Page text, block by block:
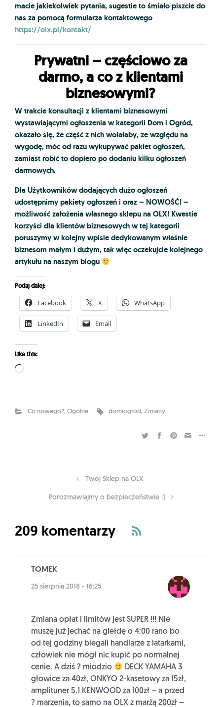
macie jakiekolwiek pytania, sugestie to śmiało piszcie do
nas za pomocą formularza kontaktowego
https://olx.pl/kontakt/
Prywatni – częściowo za
darmo, a co z klientami
biznesowymi?
W trakcie konsultacji z klientami biznesowymi
wystawiającymi ogłoszenia w kategorii Dom i Ogród,
okazało się, że część z nich wolałaby, ze względu na
wygodę, móc od razu wykupywać pakiet ogłoszeń,
zamiast robić to dopiero po dodaniu kilku ogłoszeń
darmowych.
Dla Użytkowników dodających dużo ogłoszeń
udostępnimy pakiety ogłoszeń i oraz – NOWOŚĆ! –
możliwość założenia własnego sklepu na OLX! Kwestie
korzyści dla klientów biznesowych w tej kategorii
poruszymy w kolejny wpisie dedykowanym właśnie
biznesom małym i dużym, tak więc oczekujcie kolejnego
artykułu na naszym blogu
Podaj dalej:
Facebook X WhatsApp
LinkedIn Email
Like this:
Loading…
Co nowego?, Ogólne domiogród,Zmiany
Twój Sklep na OLX
Porozmawiajmy o bezpieczeństwie :)
209 komentarzy
TOMEK
25 sierpnia 2018 - 16:25
Zmiana opłat i limitów jest SUPER !!! Nie
muszę już jechać na giełdę o 4:00 rano bo
od tej godziny biegali handlarze z latarkami,
człowiek nie mógł nic kupić po normalnej
cenie. A dziś ? miodzio
DECK YAMAHA 3
głowice za 40zł, ONKYO 2-kasetowy za 15zł,
amplituner 5.1 KENWOOD za 100zł – a przed
? marzenia, to samo na OLX z marżą 200zł –